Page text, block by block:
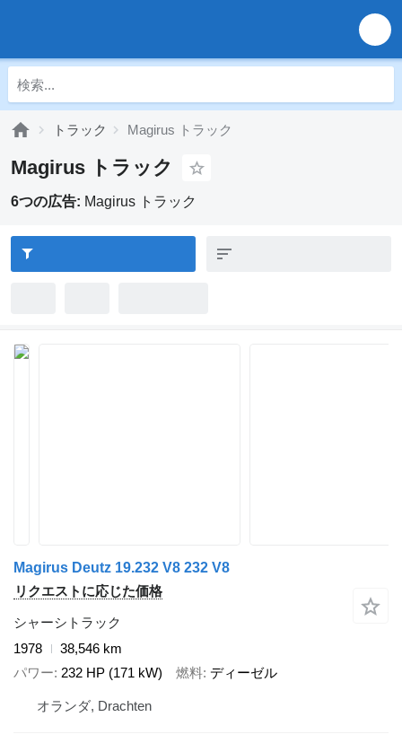
トラック Magirus トラック
Magirus トラック
6つの広告: Magirus トラック
Magirus Deutz 19.232 V8 232 V8
リクエストに応じた価格
シャーシトラック
1978
38,546 km
パワー 232 HP (171 kW) 燃料 ディーゼル
オランダ, Drachten